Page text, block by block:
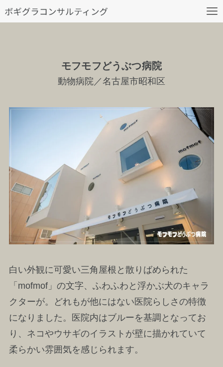
モフモフどうぶつ病院
動物病院／名古屋市昭和区
白い外観に可愛い三角屋根と散りばめられた
「mofmof」の文字、ふわふわと浮かぶ犬のキャラ
クターが。どれもが他にはない医院らしさの特徴
になりました。医院内はブルーを基調となってお
り、ネコやウサギのイラストが壁に描かれていて
柔らかい雰囲気を感じられます。